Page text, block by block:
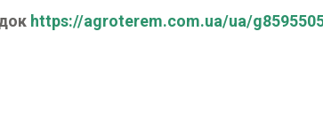
https://agroterem.com.ua/ua/